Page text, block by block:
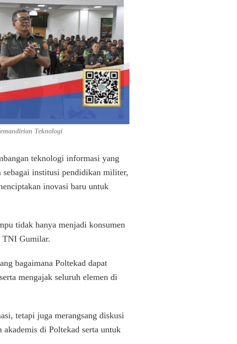
Teknologi
teknologi informasi yang
sebagai institusi pendidikan militer,
inovasi baru untuk
tidak hanya menjadi konsumen
TNI Gumilar.
bagaimana Poltekad dapat
mengajak seluruh elemen di
tetapi juga merangsang diskusi
akademis di Poltekad serta untuk